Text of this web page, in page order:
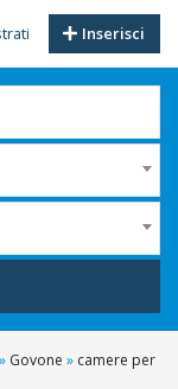
Inserisci
» Govone » camere per